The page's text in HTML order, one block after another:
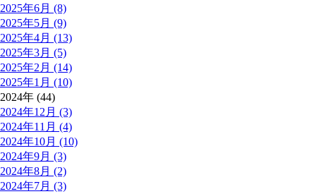
2025年6月 (8)
2025年5月 (9)
2025年4月 (13)
2025年3月 (5)
2025年2月 (14)
2025年1月 (10)
2024年 (44)
2024年12月 (3)
2024年11月 (4)
2024年10月 (10)
2024年9月 (3)
2024年8月 (2)
2024年7月 (3)